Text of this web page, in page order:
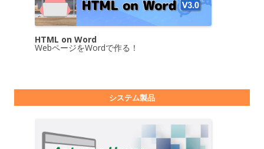
HTML on Word
WebページをWordで作る！
システム製品